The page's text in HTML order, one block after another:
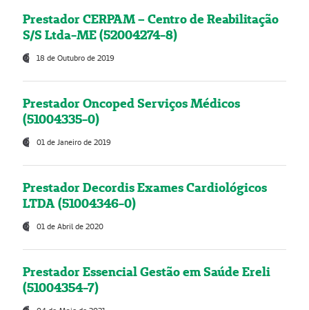
Prestador CERPAM – Centro de Reabilitação
S/S Ltda-ME (52004274-8)
18 de Outubro de 2019
Prestador Oncoped Serviços Médicos
(51004335-0)
01 de Janeiro de 2019
Prestador Decordis Exames Cardiológicos
LTDA (51004346-0)
01 de Abril de 2020
Prestador Essencial Gestão em Saúde Ereli
(51004354-7)